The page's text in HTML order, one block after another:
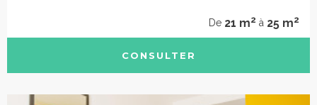
De 21 m2 à 25 m2
CONSULTER